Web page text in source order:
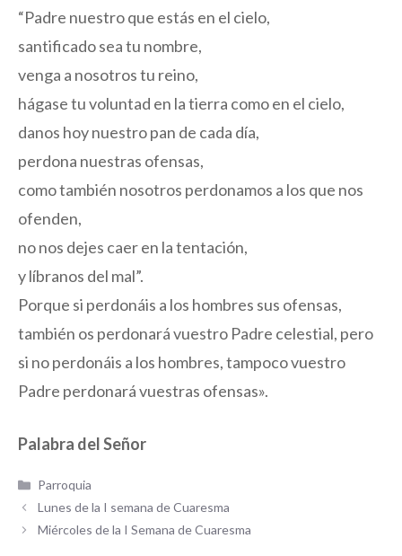
“Padre nuestro que estás en el cielo,
santificado sea tu nombre,
venga a nosotros tu reino,
hágase tu voluntad en la tierra como en el cielo,
danos hoy nuestro pan de cada día,
perdona nuestras ofensas,
como también nosotros perdonamos a los que nos
ofenden,
no nos dejes caer en la tentación,
y líbranos del mal”.
Porque si perdonáis a los hombres sus ofensas,
también os perdonará vuestro Padre celestial, pero
si no perdonáis a los hombres, tampoco vuestro
Padre perdonará vuestras ofensas».
Palabra del Señor
Categorías
Parroquia
Lunes de la I semana de Cuaresma
Miércoles de la I Semana de Cuaresma